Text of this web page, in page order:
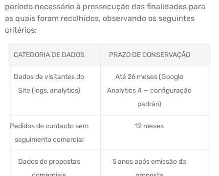
período necessário à prossecução das finalidades para
as quais foram recolhidos, observando os seguintes
critérios:
CATEGORIA DE DADOS PRAZO DE CONSERVAÇÃO
Dados de visitantes do
Site (logs, analytics)
Até 26 meses (Google
Analytics 4 — configuração
padrão)
Pedidos de contacto sem
seguimento comercial
12 meses
Dados de propostas
5 anos após emissão da